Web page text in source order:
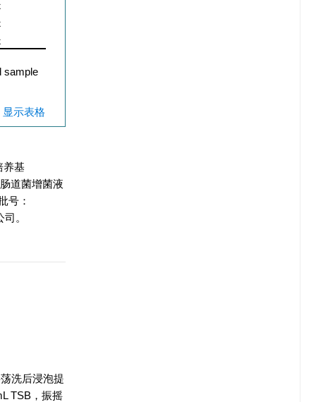
sample
显示表格
养基
道菌增菌液
号：
。
洗后浸泡提
TSB，振摇